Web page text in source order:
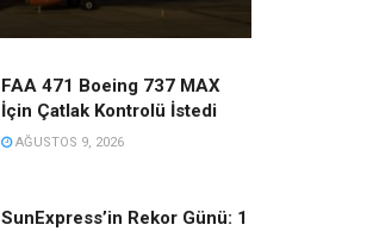
FAA 471 Boeing 737 MAX
İçin Çatlak Kontrolü İstedi
AĞUSTOS 9, 2026
SunExpress’in Rekor Günü: 1